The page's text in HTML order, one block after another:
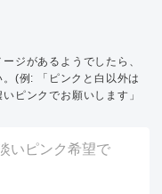
ジがあるようでしたら、
(例: 「ピンクと白以外は
ピンクでお願いします」